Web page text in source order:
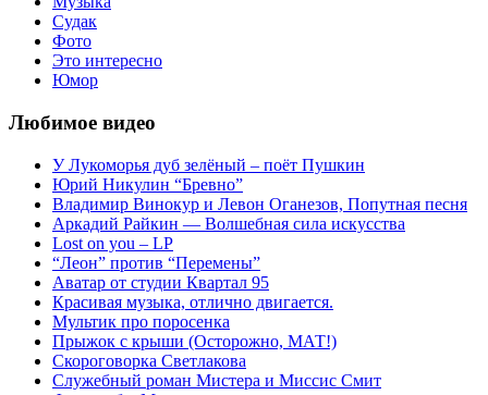
Судак
Фото
Это интересно
Юмор
Любимое видео
У Лукоморья дуб зелёный – поёт Пушкин
Юрий Никулин “Бревно”
Владимир Винокур и Левон Оганезов, Попутная песня
Аркадий Райкин — Волшебная сила искусства
Lost on you – LP
“Леон” против “Перемены”
Аватар от студии Квартал 95
Красивая музыка, отлично двигается.
Мультик про поросенка
Прыжок с крыши (Осторожно, МАТ!)
Скороговорка Светлакова
Служебный роман Мистера и Миссис Смит